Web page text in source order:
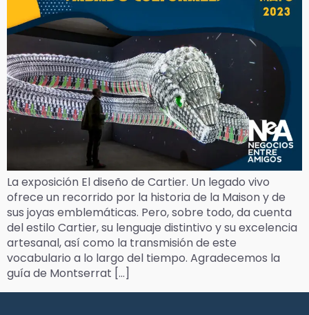
La exposición El diseño de Cartier. Un legado vivo
ofrece un recorrido por la historia de la Maison y de
sus joyas emblemáticas. Pero, sobre todo, da cuenta
del estilo Cartier, su lenguaje distintivo y su excelencia
artesanal, así como la transmisión de este
vocabulario a lo largo del tiempo. Agradecemos la
guía de Montserrat […]